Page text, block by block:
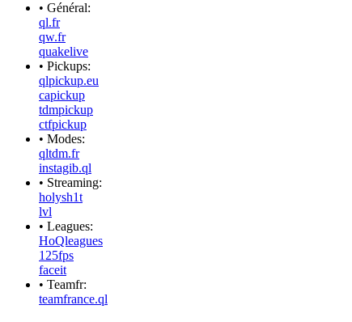
• Général:
ql.fr
qw.fr
quakelive
• Pickups:
qlpickup.eu
capickup
tdmpickup
ctfpickup
• Modes:
qltdm.fr
instagib.ql
• Streaming:
holysh1t
lvl
• Leagues:
HoQleagues
125fps
faceit
• Teamfr:
teamfrance.ql